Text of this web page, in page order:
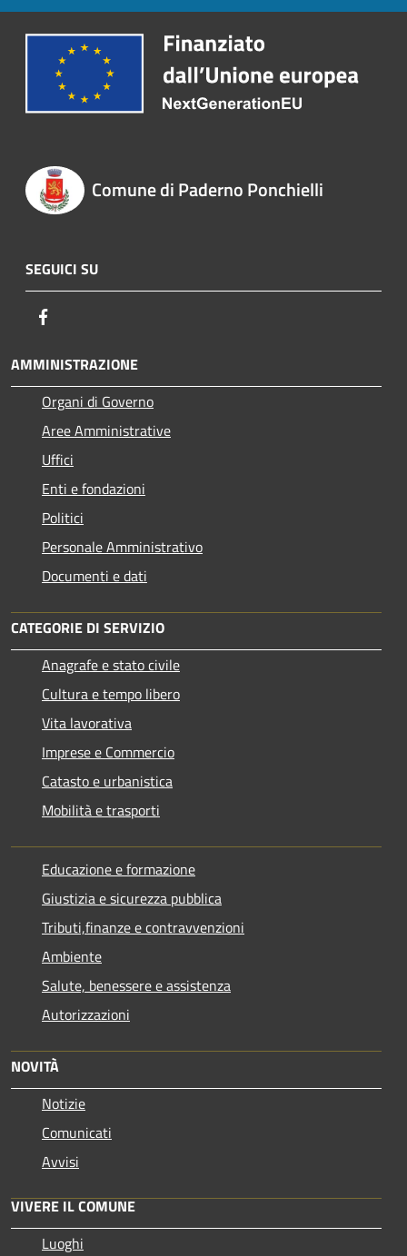
Comune di Paderno Ponchielli
SEGUICI SU
AMMINISTRAZIONE
Organi di Governo
Aree Amministrative
Uffici
Enti e fondazioni
Politici
Personale Amministrativo
Documenti e dati
CATEGORIE DI SERVIZIO
Anagrafe e stato civile
Cultura e tempo libero
Vita lavorativa
Imprese e Commercio
Catasto e urbanistica
Mobilità e trasporti
Educazione e formazione
Giustizia e sicurezza pubblica
Tributi,finanze e contravvenzioni
Ambiente
Salute, benessere e assistenza
Autorizzazioni
NOVITÀ
Notizie
Comunicati
Avvisi
VIVERE IL COMUNE
Luoghi